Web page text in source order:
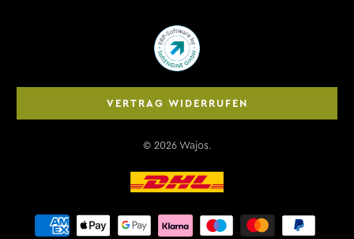
VERTRAG WIDERRUFEN
© 2026 Wajos.